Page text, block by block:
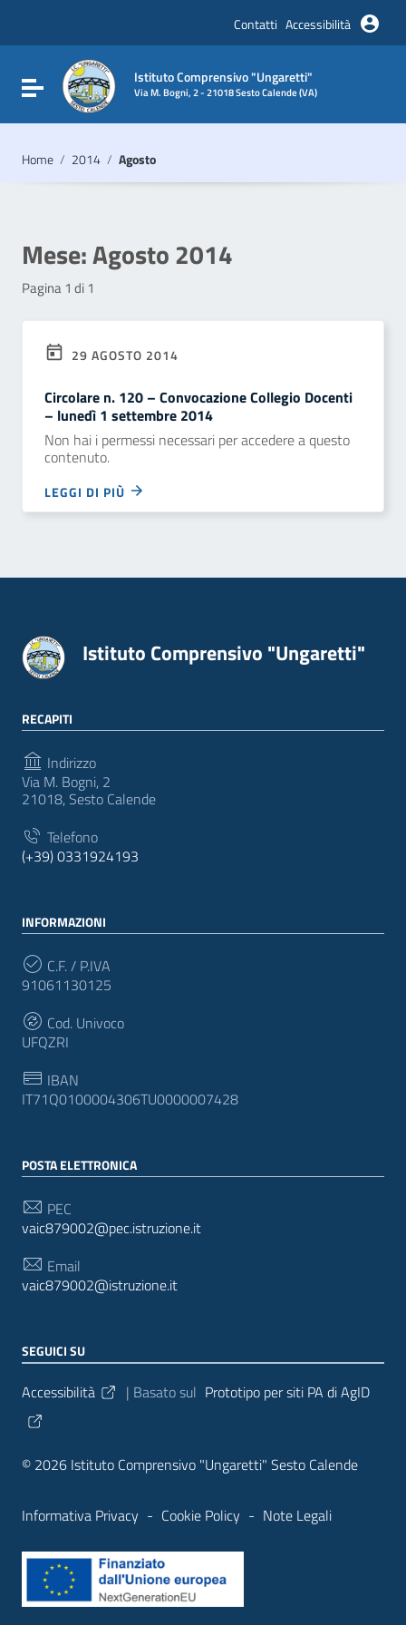
Vai al footer
Contatti Accessibilità
Attiva / disattiva la navigazione
Istituto Comprensivo "Ungaretti"
Via M. Bogni, 2 - 21018 Sesto Calende (VA)
Home / 2014 / Agosto
Mese:Agosto 2014
Pagina 1 di 1
29 AGOSTO 2014
Circolare n. 120 – Convocazione Collegio Docenti
– lunedì 1 settembre 2014
Non hai i permessi necessari per accedere a questo
contenuto.
LEGGI DI PIÙ
Istituto Comprensivo "Ungaretti"
RECAPITI
Indirizzo
Via M. Bogni, 2
21018, Sesto Calende
Telefono
(+39) 0331924193
INFORMAZIONI
C.F. / P.IVA
91061130125
Cod. Univoco
UFQZRI
IBAN
IT71Q0100004306TU0000007428
POSTA ELETTRONICA
PEC
vaic879002@pec.istruzione.it
Email
vaic879002@istruzione.it
SEGUICI SU
Sezione Link Utili
Accessibilità | Basato sul Prototipo per siti PA di AgID
© 2026 Istituto Comprensivo "Ungaretti" Sesto Calende
Informativa Privacy - Cookie Policy - Note Legali